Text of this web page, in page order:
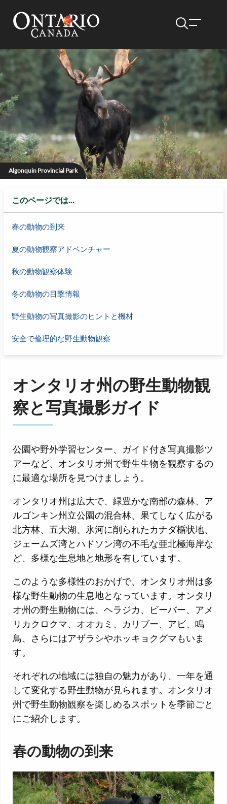
Algonquin Provincial Park
このページでは…
春の動物の到来
夏の動物観察アドベンチャー
秋の動物観察体験
冬の動物の目撃情報
野生動物の写真撮影のヒントと機材
安全で倫理的な野生動物観察
オンタリオ州の野生動物観
察と写真撮影ガイド
公園や野外学習センター、ガイド付き写真撮影ツ
アーなど、オンタリオ州で野生生物を観察するの
に最適な場所を見つけましょう。
オンタリオ州は広大で、緑豊かな南部の森林、ア
ルゴンキン州立公園の混合林、果てしなく広がる
北方林、五大湖、氷河に削られたカナダ楯状地、
ジェームズ湾とハドソン湾の不毛な亜北極海岸な
ど、多様な生息地と地形を有しています。
このような多様性のおかげで、オンタリオ州は多
様な野生動物の生息地となっています。オンタリ
オ州の野生動物には、ヘラジカ、ビーバー、アメ
リカクロクマ、オオカミ、カリブー、アビ、鳴
鳥、さらにはアザラシやホッキョクグマもいま
す。
それぞれの地域には独自の魅力があり、一年を通
して変化する野生動物が見られます。オンタリオ
州で野生動物観察を楽しめるスポットを季節ごと
にご紹介します。
春の動物の到来